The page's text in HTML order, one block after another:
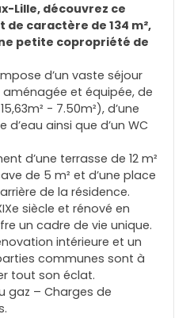
Lille, découvrez ce
caractère de 134 m²,
petite copropriété de
d’un vaste séjour
aménagée et équipée, de
- 7.50m²), d’une
d’eau ainsi que d’un WC
d’une terrasse de 12 m²
de 5 m² et d’une place
de la résidence.
siècle et rénové en
un cadre de vie unique.
intérieure et un
communes sont à
tout son éclat.
gaz – Charges de